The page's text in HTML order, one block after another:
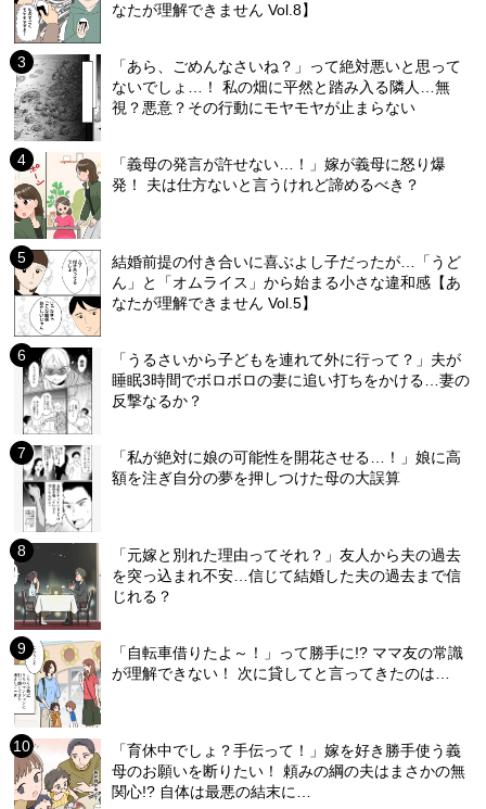
なたが理解できません Vol.8】
「あら、ごめんなさいね？」って絶対悪いと思って
ないでしょ…！ 私の畑に平然と踏み入る隣人…無
視？悪意？その行動にモヤモヤが止まらない
「義母の発言が許せない…！」嫁が義母に怒り爆
発！ 夫は仕方ないと言うけれど諦めるべき？
結婚前提の付き合いに喜ぶよし子だったが…「うど
ん」と「オムライス」から始まる小さな違和感【あ
なたが理解できません Vol.5】
「うるさいから子どもを連れて外に行って？」夫が
睡眠3時間でボロボロの妻に追い打ちをかける…妻の
反撃なるか？
「私が絶対に娘の可能性を開花させる…！」娘に高
額を注ぎ自分の夢を押しつけた母の大誤算
「元嫁と別れた理由ってそれ？」友人から夫の過去
を突っ込まれ不安…信じて結婚した夫の過去まで信
じれる？
「自転車借りたよ～！」って勝手に!? ママ友の常識
が理解できない！ 次に貸してと言ってきたのは…
「育休中でしょ？手伝って！」嫁を好き勝手使う義
母のお願いを断りたい！ 頼みの綱の夫はまさかの無
関心!? 自体は最悪の結末に…